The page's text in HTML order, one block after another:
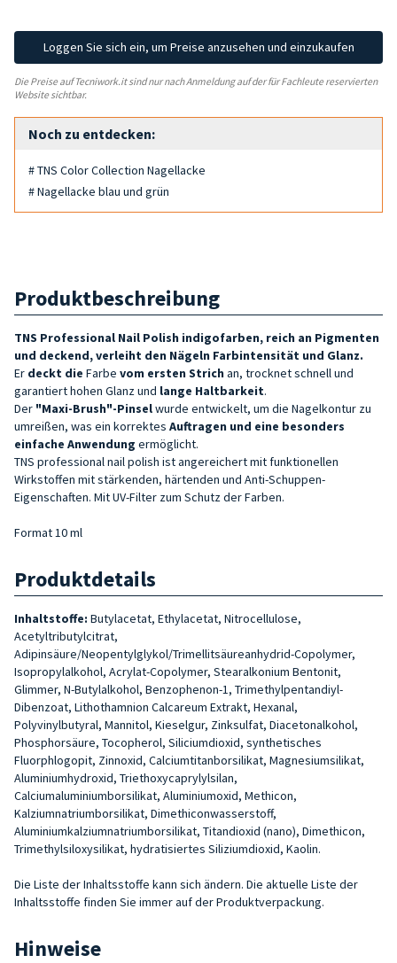
Loggen Sie sich ein, um Preise anzusehen und einzukaufen
Die Preise auf Tecniwork.it sind nur nach Anmeldung auf der für Fachleute reservierten
Website sichtbar.
Noch zu entdecken:
# TNS Color Collection Nagellacke
# Nagellacke blau und grün
Produktbeschreibung
TNS Professional Nail Polish indigofarben, reich an Pigmenten
und deckend, verleiht den Nägeln Farbintensität und Glanz.
Er deckt die Farbe vom ersten Strich an, trocknet schnell und
garantiert hohen Glanz und lange Haltbarkeit.
Der "Maxi-Brush"-Pinselwurde entwickelt, um die Nagelkontur zu
umreißen, was ein korrektes Auftragen und eine besonders
einfache Anwendung ermöglicht.
TNS professional nail polish ist angereichert mit funktionellen
Wirkstoffen mit stärkenden, härtenden und Anti-Schuppen-
Eigenschaften. Mit UV-Filter zum Schutz der Farben.
Format 10 ml
Produktdetails
Inhaltstoffe: Butylacetat, Ethylacetat, Nitrocellulose,
Acetyltributylcitrat,
Adipinsäure/Neopentylglykol/Trimellitsäureanhydrid-Copolymer,
Isopropylalkohol, Acrylat-Copolymer, Stearalkonium Bentonit,
Glimmer, N-Butylalkohol, Benzophenon-1, Trimethylpentandiyl-
Dibenzoat, Lithothamnion Calcareum Extrakt, Hexanal,
Polyvinylbutyral, Mannitol, Kieselgur, Zinksulfat, Diacetonalkohol,
Phosphorsäure, Tocopherol, Siliciumdioxid, synthetisches
Fluorphlogopit, Zinnoxid, Calciumtitanborsilikat, Magnesiumsilikat,
Aluminiumhydroxid, Triethoxycaprylylsilan,
Calciumaluminiumborsilikat, Aluminiumoxid, Methicon,
Kalziumnatriumborsilikat, Dimethiconwasserstoff,
Aluminiumkalziumnatriumborsilikat, Titandioxid (nano), Dimethicon,
Trimethylsiloxysilikat, hydratisiertes Siliziumdioxid, Kaolin.
Die Liste der Inhaltsstoffe kann sich ändern. Die aktuelle Liste der
Inhaltsstoffe finden Sie immer auf der Produktverpackung.
Hinweise